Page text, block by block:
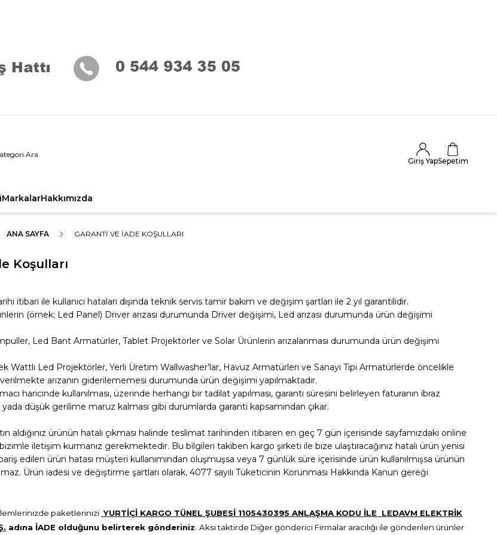
Giriş YapSepetim
MarkalarHakkımızda
ANA SAYFA GARANTI VE İADE KOŞULLARI
Koşulları
itibari ile kullanıcı hataları dışında teknik servis tamir bakım ve değişim şartları ile 2 yıl garantilidir.
(örnek; Led Panel) Driver arızası durumunda Driver değişimi, Led arızası durumunda ürün değişimi
Led Bant Armatürler, Tablet Projektörler ve Solar Ürünlerin arızalanması durumunda ürün değişimi
Wattlı Led Projektörler, Yerli Üretim Wallwasher’lar, Havuz Armatürleri ve Sanayi Tipi Armatürlerde öncelikle
arızanın giderilememesi durumunda ürün değişimi yapılmaktadır.
haricinde kullanılması, üzerinde herhangi bir tadilat yapılması, garanti süresini belirleyen faturanın ibraz
düşük gerilime maruz kalması gibi durumlarda garanti kapsamından çıkar.
aldığınız ürünün hatalı çıkması halinde teslimat tarihinden itibaren en geç 7 gün içerisinde sayfamızdaki online
iletişim kurmanız gerekmektedir. Bu bilgileri takiben kargo şirketi ile bize ulaştıracağınız hatalı ürün yenisi
edilen ürün hatası müşteri kullanımından oluşmuşsa veya 7 günlük süre içerisinde ürün kullanılmışsa ürünün
Ürün iadesi ve değiştirme şartları olarak, 4077 sayılı Tüketicinin Korunması Hakkında Kanun gereği
paketlerinizi YURTİÇİ KARGO TÜNEL ŞUBESİ 1105430395 ANLAŞMA KODU İLE LEDAVM ELEKTRİK
adına İADE olduğunu belirterek gönderiniz. Aksi taktirde Diğer gönderici Firmalar aracılığı ile gönderilen ürünler